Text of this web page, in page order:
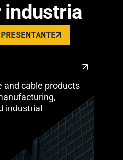
industria
and cable products
industrial